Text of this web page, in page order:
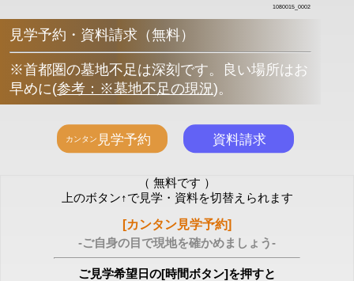
1080015_0002
見学予約・資料請求（無料）
※首都圏の墓地不足は深刻です。良い場所はお
早めに(参考：※墓地不足の現況)。
（ 無料です ）
上のボタン↑で見学・資料を切替えられます
[カンタン見学予約]
-ご自身の目で現地を確かめましょう-
ご見学希望日の[時間ボタン]を押すと